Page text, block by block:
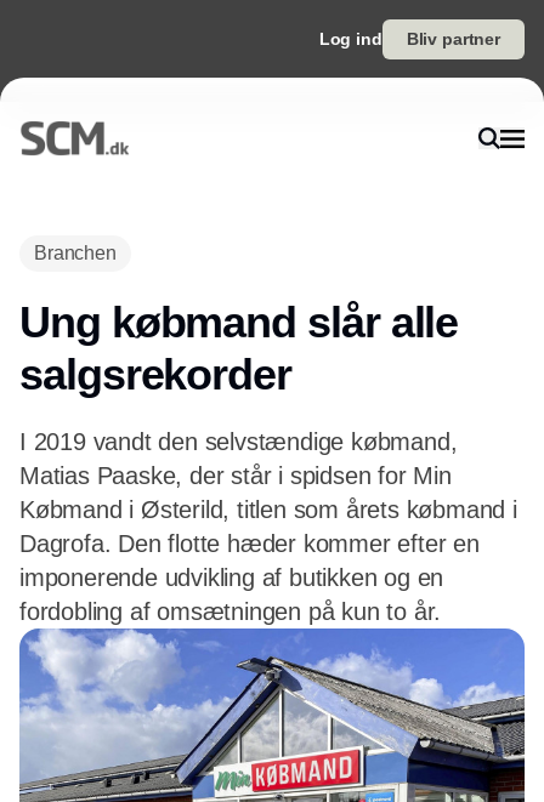
Log ind Bliv partner
Branchen
Ung købmand slår alle
salgsrekorder
I 2019 vandt den selvstændige købmand,
Matias Paaske, der står i spidsen for Min
Købmand i Østerild, titlen som årets købmand i
Dagrofa. Den flotte hæder kommer efter en
imponerende udvikling af butikken og en
fordobling af omsætningen på kun to år.